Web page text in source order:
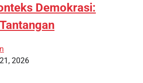
Demokrasi:
2026